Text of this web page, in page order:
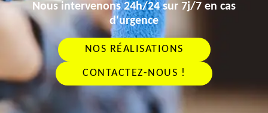
Nous intervenons 24h/24 sur 7j/7 en cas
d'urgence
NOS RÉALISATIONS
CONTACTEZ-NOUS !